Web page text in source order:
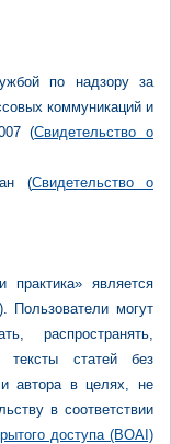
по надзору за
коммуникаций и
(Свидетельство о
(Свидетельство о
практика» является
Пользователи могут
распространять,
тексты статей без
автора в целях, не
в соответствии
доступа (BOAI)